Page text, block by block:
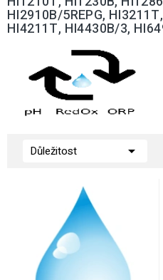
HI2910B/5REPG,
HI4211T, HI4430B/3,
Důležitost 